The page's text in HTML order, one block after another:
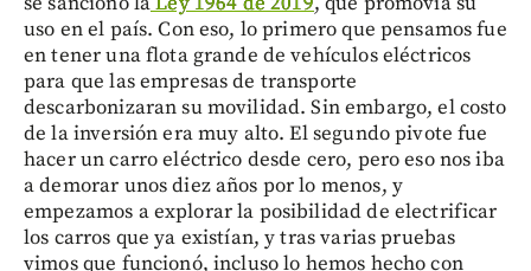
uso en el país. Con eso, lo primero que pensamos fue
en tener una flota grande de vehículos eléctricos
para que las empresas de transporte
descarbonizaran su movilidad. Sin embargo, el costo
de la inversión era muy alto. El segundo pivote fue
hacer un carro eléctrico desde cero, pero eso nos iba
a demorar unos diez años por lo menos, y
empezamos a explorar la posibilidad de electrificar
los carros que ya existían, y tras varias pruebas
vimos que funcionó, incluso lo hemos hecho con